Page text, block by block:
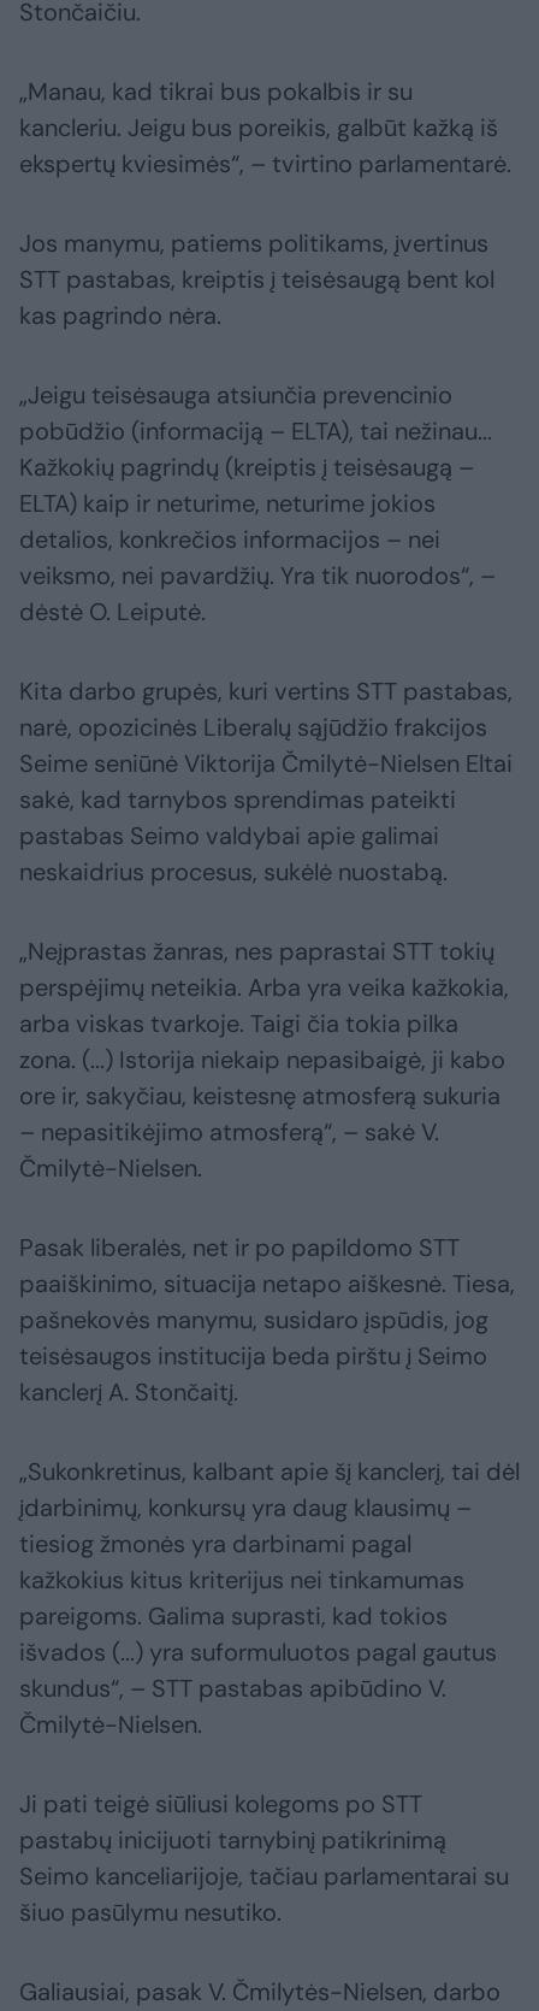
Stončaičiu.
„Manau, kad tikrai bus pokalbis ir su
kancleriu. Jeigu bus poreikis, galbūt kažką iš
ekspertų kviesimės“, – tvirtino parlamentarė.
Jos manymu, patiems politikams, įvertinus
STT pastabas, kreiptis į teisėsaugą bent kol
kas pagrindo nėra.
„Jeigu teisėsauga atsiunčia prevencinio
pobūdžio (informaciją – ELTA), tai nežinau...
Kažkokių pagrindų (kreiptis į teisėsaugą –
ELTA) kaip ir neturime, neturime jokios
detalios, konkrečios informacijos – nei
veiksmo, nei pavardžių. Yra tik nuorodos“, –
dėstė O. Leiputė.
Kita darbo grupės, kuri vertins STT pastabas,
narė, opozicinės Liberalų sąjūdžio frakcijos
Seime seniūnė Viktorija Čmilytė-Nielsen Eltai
sakė, kad tarnybos sprendimas pateikti
pastabas Seimo valdybai apie galimai
neskaidrius procesus, sukėlė nuostabą.
„Neįprastas žanras, nes paprastai STT tokių
perspėjimų neteikia. Arba yra veika kažkokia,
arba viskas tvarkoje. Taigi čia tokia pilka
zona. (...) Istorija niekaip nepasibaigė, ji kabo
ore ir, sakyčiau, keistesnę atmosferą sukuria
– nepasitikėjimo atmosferą“, – sakė V.
Čmilytė-Nielsen.
Pasak liberalės, net ir po papildomo STT
paaiškinimo, situacija netapo aiškesnė. Tiesa,
pašnekovės manymu, susidaro įspūdis, jog
teisėsaugos institucija beda pirštu į Seimo
kanclerį A. Stončaitį.
„Sukonkretinus, kalbant apie šį kanclerį, tai dėl
įdarbinimų, konkursų yra daug klausimų –
tiesiog žmonės yra darbinami pagal
kažkokius kitus kriterijus nei tinkamumas
pareigoms. Galima suprasti, kad tokios
išvados (...) yra suformuluotos pagal gautus
skundus“, – STT pastabas apibūdino V.
Čmilytė-Nielsen.
Ji pati teigė siūliusi kolegoms po STT
pastabų inicijuoti tarnybinį patikrinimą
Seimo kanceliarijoje, tačiau parlamentarai su
šiuo pasūlymu nesutiko.
Galiausiai, pasak V. Čmilytės-Nielsen, darbo